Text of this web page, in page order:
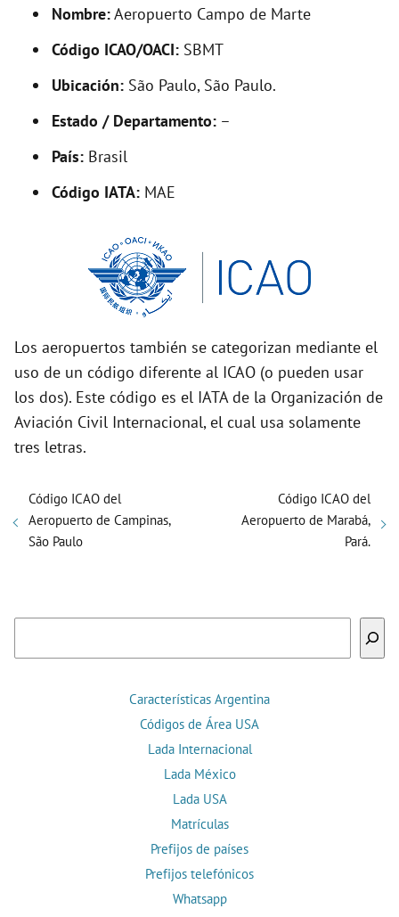
d
e
o
Nombre:Aeropuerto Campo de Marte
Código ICAO/OACI: SBMT
Ubicación: São Paulo, São Paulo.
Estado / Departamento: –
País: Brasil
Código IATA: MAE
Los aeropuertos también se categorizan mediante el
uso de un código diferente al ICAO (o pueden usar
los dos). Este código es el IATA de la Organización de
Aviación Civil Internacional, el cual usa solamente
tres letras.
Código ICAO del
Aeropuerto de Campinas,
São Paulo
Código ICAO del
Aeropuerto de Marabá,
Pará.
Características Argentina
Códigos de Área USA
Lada Internacional
Lada México
Lada USA
Matrículas
Prefijos de países
Prefijos telefónicos
Whatsapp